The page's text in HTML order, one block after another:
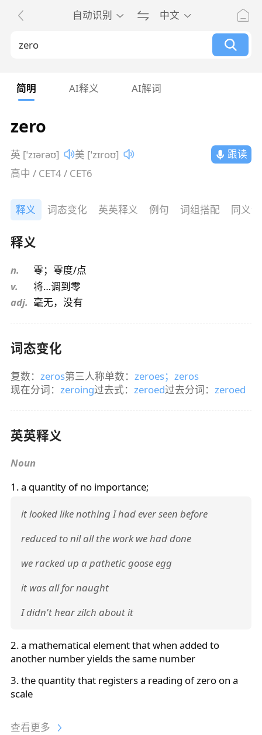
自动识别 中文
简明 AI释义 AI解词
zero
英 [ˈzɪərəʊ] 美 [ˈzɪroʊ]
跟读
高中 / CET4 / CET6
释义 词态变化 英英释义 例句 词组搭配 同义词
释义
n.
零；零度/点
v.
将…调到零
adj. 毫无，没有
词态变化
复数： zeros第三人称单数： zeroes； zeros
现在分词： zeroing过去式： zeroed过去分词： zeroed
英英释义
Noun
1. a quantity of no importance;
it looked like nothing I had ever seen before
reduced to nil all the work we had done
we racked up a pathetic goose egg
it was all for naught
I didn't hear zilch about it
2. a mathematical element that when added to
another number yields the same number
3. the quantity that registers a reading ofzeroon a
scale
查看更多